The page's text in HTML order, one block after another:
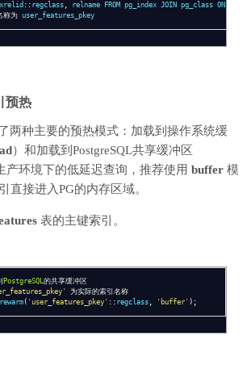
:: regclass , relname FROM pg_index JOIN pg_class ON
称为 user_features_pkey
预热
两种主要的预热模式：加载到操作系统缓
）和加载到PostgreSQL共享缓冲区
产环境下的低延迟查询，推荐使用 buffer 模
直接进入PG的内存区域。
表的主键索引。
PostgreSQL的共享缓冲区
为实际的索引名称
( 'user_features_pkey' :: regclass , 'buffer' );